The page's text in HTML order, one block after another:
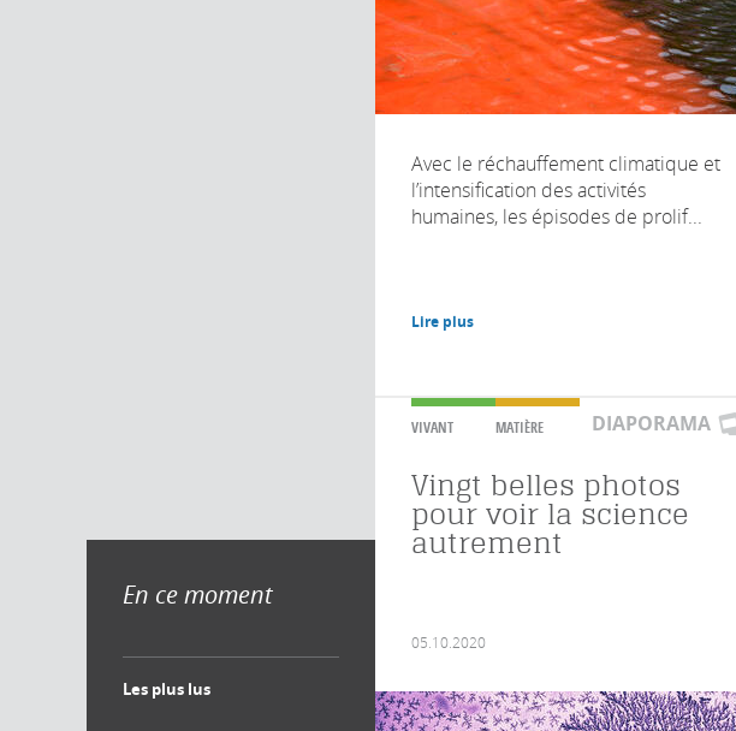
Avec le réchauffement climatique et
l’intensification des activités
humaines, les épisodes de prolif...
Lire plus
VIVANT MATIÈRE DIAPORAMA
Vingt belles photos
pour voir la science
autrement
05.10.2020
En ce moment
Les plus lus